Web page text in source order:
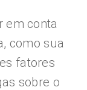
em conta
como sua
fatores
sobre o